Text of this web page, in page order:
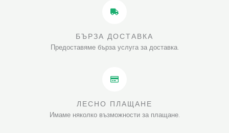
БЪРЗА ДОСТАВКА
Предоставяме бърза услуга за доставка.
ЛЕСНО ПЛАЩАНЕ
Имаме няколко възможности за плащане.